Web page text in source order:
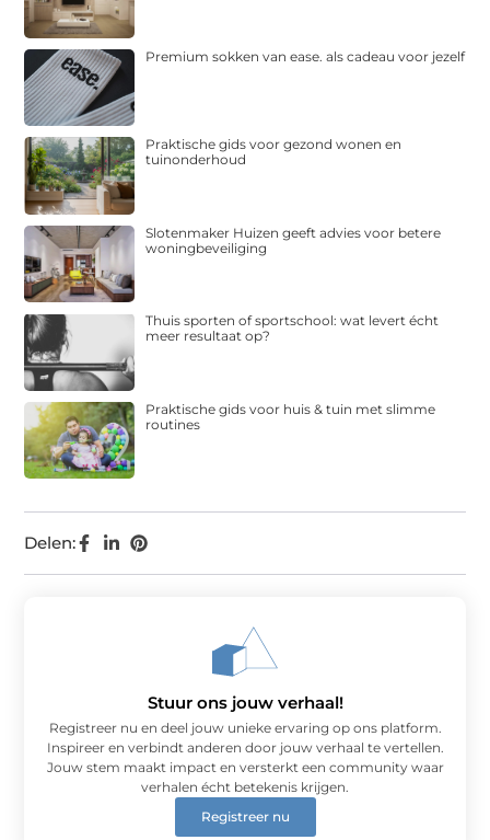
Delen:
Premium sokken van ease. als cadeau voor jezelf
Praktische gids voor gezond wonen en
tuinonderhoud
Slotenmaker Huizen geeft advies voor betere
woningbeveiliging
Thuis sporten of sportschool: wat levert écht
meer resultaat op?
Praktische gids voor huis & tuin met slimme
routines
Stuur ons jouw verhaal!
Registreer nu en deel jouw unieke ervaring op ons platform.
Inspireer en verbindt anderen door jouw verhaal te vertellen.
Jouw stem maakt impact en versterkt een community waar
verhalen écht betekenis krijgen.
Registreer nu